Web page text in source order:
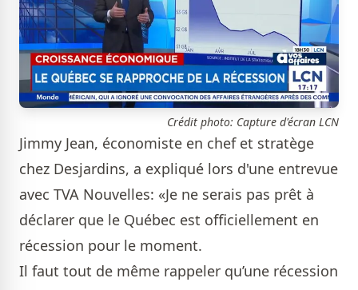
Crédit photo: Capture d'écran LCN
Jimmy Jean, économiste en chef et stratège
chez Desjardins, a expliqué lors d'une entrevue
avec TVA Nouvelles: «Je ne serais pas prêt à
déclarer que le Québec est officiellement en
récession pour le moment.
Il faut tout de même rappeler qu’une récession